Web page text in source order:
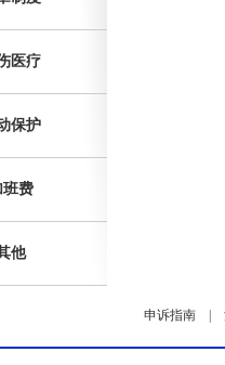
医疗
保护
班费
他
申诉指南